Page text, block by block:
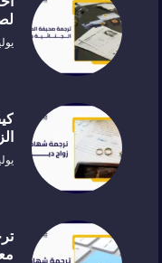
يوليو
يوليو